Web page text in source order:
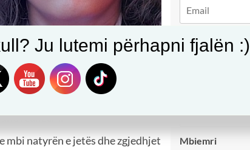
nga perspektiva e
realizëm.
natyrën e jetës dhe zgjedhjet
City
Mbiemri
Ju lutemi përhapni fjalën :)